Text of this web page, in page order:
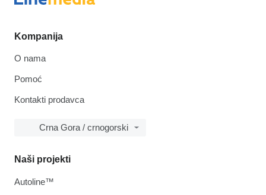
Kompanija
O nama
Pomoć
Kontakti prodavca
Crna Gora / crnogorski
Naši projekti
Autoline™